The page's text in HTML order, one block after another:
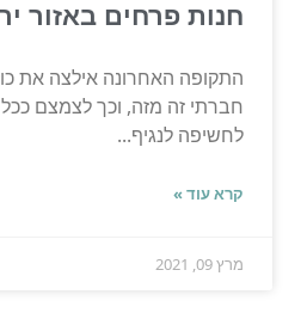
חנות פרחים באזור
התקופה האחרונה אילצה את
חברתי זה מזה, וכך לצמצם
לחשיפה לנגיף...
קרא עוד »
מרץ 09, 2021